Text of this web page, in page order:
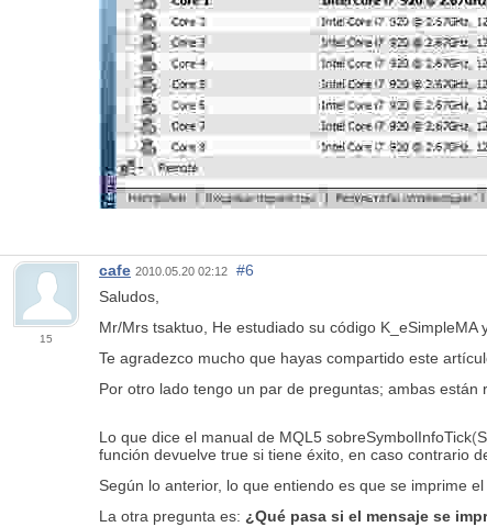
15
cafe 2010.05.20 02:12
#6
Saludos,
Mr/Mrs tsaktuo, He estudiado su código
Te agradezco mucho que hayas compartido este
Por otro lado tengo un par de preguntas; ambas están
Lo que dice el manual de MQL5 sobreSymbolInfoTick(
función devuelve true si tiene éxito, en caso contrario
Según lo anterior, lo que entiendo es que se imprime
La otra pregunta es: ¿Qué pasa si el mensaje se